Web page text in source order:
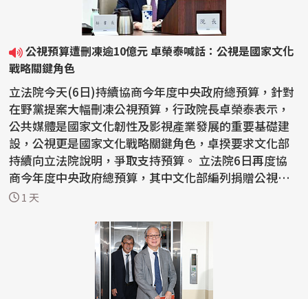
公視預算遭刪凍逾10億元 卓榮泰喊話：公視是國家文化
戰略關鍵角色
立法院今天(6日)持續協商今年度中央政府總預算，針對
在野黨提案大幅刪凍公視預算，行政院長卓榮泰表示，
公共媒體是國家文化韌性及影視產業發展的重要基礎建
設，公視更是國家文化戰略關鍵角色，卓揆要求文化部
持續向立法院說明，爭取支持預算。 立法院6日再度協
商今年度中央政府總預算，其中文化部編列捐贈公視基
金會...
1 天